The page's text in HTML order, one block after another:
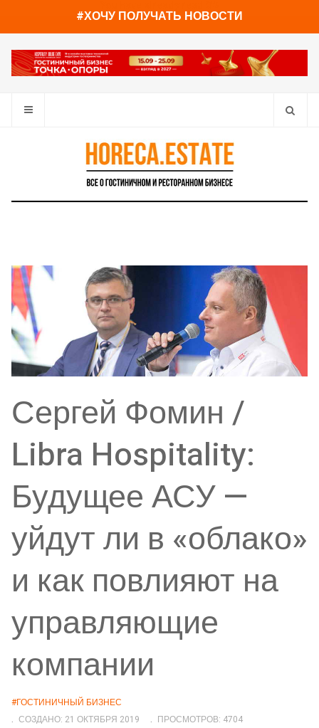
#ХОЧУ ПОЛУЧАТЬ НОВОСТИ
Сергей Фомин /
Libra Hospitality:
Будущее АСУ —
уйдут ли в «облако»
и как повлияют на
управляющие
компании
#ГОСТИНИЧНЫЙ БИЗНЕС
СОЗДАНО: 21 ОКТЯБРЯ 2019
ПРОСМОТРОВ: 4704